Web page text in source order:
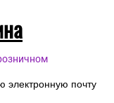
электронную почту